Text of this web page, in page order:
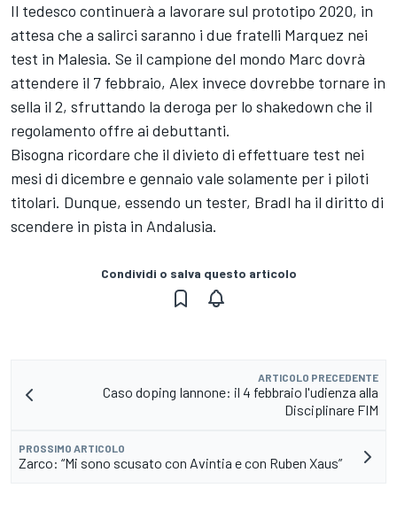
Il tedesco continuerà a lavorare sul prototipo 2020, in
attesa che a salirci saranno i due fratelli Marquez nei
test in Malesia. Se il campione del mondo Marc dovrà
attendere il 7 febbraio, Alex invece dovrebbe tornare in
sella il 2, sfruttando la deroga per lo shakedown che il
regolamento offre ai debuttanti.
Bisogna ricordare che il divieto di effettuare test nei
mesi di dicembre e gennaio vale solamente per i piloti
titolari. Dunque, essendo un tester, Bradl ha il diritto di
scendere in pista in Andalusia.
Condividi o salva questo articolo
ARTICOLO PRECEDENTE
Caso doping Iannone: il 4 febbraio l'udienza alla
Disciplinare FIM
PROSSIMO ARTICOLO
Zarco: “Mi sono scusato con Avintia e con Ruben Xaus”